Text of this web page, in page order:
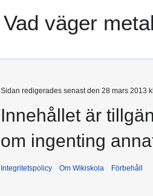
Vad väger
Sidan redigerades senast den 28 mars 2013
Innehållet är
om ingenting
Integritetspolicy Om Wikiskola Förbehåll